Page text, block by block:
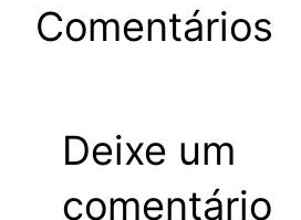
Comentários
Deixe um
comentário